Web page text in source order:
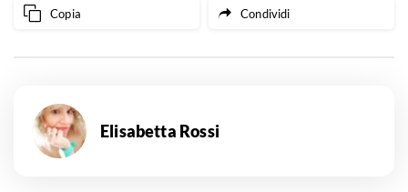
Copia Condividi
Elisabetta Rossi